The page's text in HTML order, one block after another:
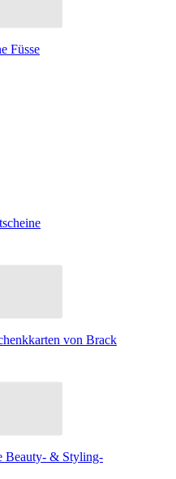
Füsse
von Brack
Beauty- & Styling-